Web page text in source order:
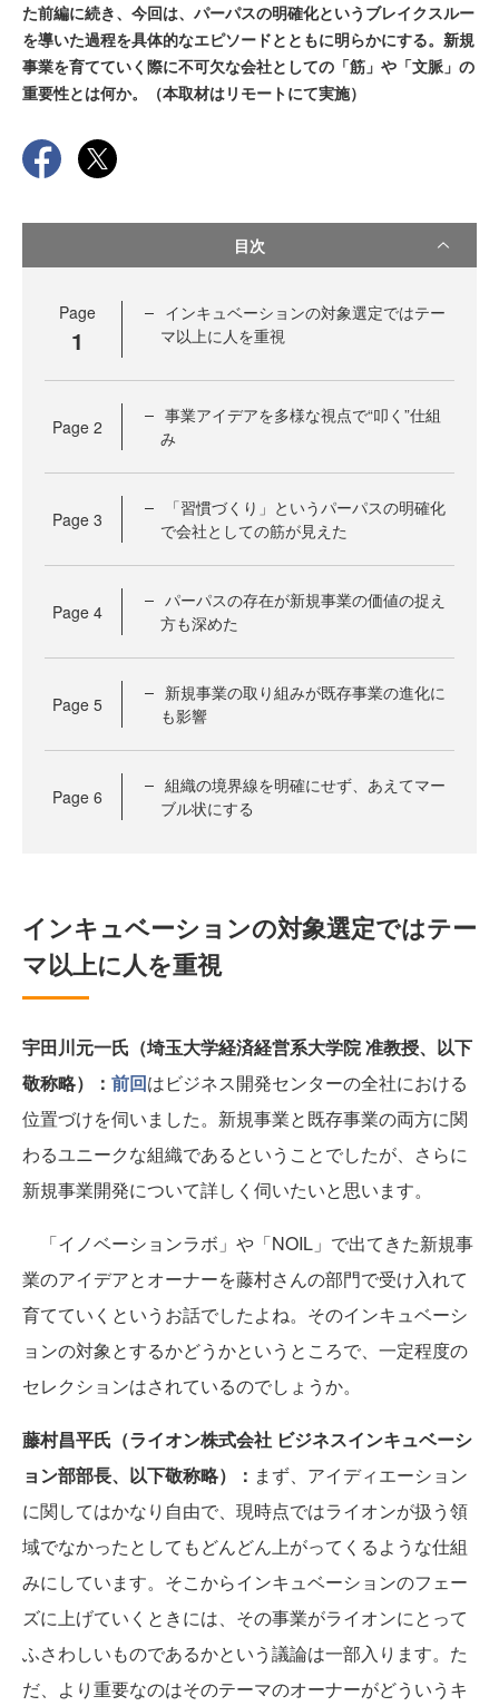
た前編に続き、今回は、パーパスの明確化というブレイクスルー
を導いた過程を具体的なエピソードとともに明らかにする。新規
事業を育てていく際に不可欠な会社としての「筋」や「文脈」の
重要性とは何か。（本取材はリモートにて実施）
目次
Page
1
インキュベーションの対象選定ではテー
マ以上に人を重視
Page 2
事業アイデアを多様な視点で“叩く”仕組
み
Page 3
「習慣づくり」というパーパスの明確化
で会社としての筋が見えた
Page 4
パーパスの存在が新規事業の価値の捉え
方も深めた
Page 5
新規事業の取り組みが既存事業の進化に
も影響
Page 6
組織の境界線を明確にせず、あえてマー
ブル状にする
インキュベーションの対象選定ではテー
マ以上に人を重視
宇田川元一氏（埼玉大学経済経営系大学院 准教授、以下
敬称略）： 前回はビジネス開発センターの全社における
位置づけを伺いました。新規事業と既存事業の両方に関
わるユニークな組織であるということでしたが、さらに
新規事業開発について詳しく伺いたいと思います。
「イノベーションラボ」や「NOIL」で出てきた新規事
業のアイデアとオーナーを藤村さんの部門で受け入れて
育てていくというお話でしたよね。そのインキュベーシ
ョンの対象とするかどうかというところで、一定程度の
セレクションはされているのでしょうか。
藤村昌平氏（ライオン株式会社 ビジネスインキュベーシ
ョン部部長、以下敬称略）： まず、アイディエーション
に関してはかなり自由で、現時点ではライオンが扱う領
域でなかったとしてもどんどん上がってくるような仕組
みにしています。そこからインキュベーションのフェー
ズに上げていくときには、その事業がライオンにとって
ふさわしいものであるかという議論は一部入ります。た
だ、より重要なのはそのテーマのオーナーがどういうキ